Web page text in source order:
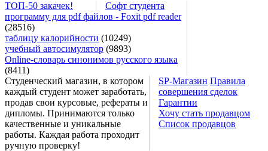
ТОП-50 закачек!
Софт студента
программу для pdf файлов - Foxit pdf reader
(28516)
таблицу калорийности (10249)
учебный автосимулятор (9893)
Online-словарь синонимов русского языка
(8411)
Студенческий магазин, в котором
каждый студент может заработать,
продав свои курсовые, рефераты и
дипломы. Принимаются только
качественные и уникальные
работы. Каждая работа проходит
ручную проверку!
SP-Магазин Правила
совершения сделок
Гарантии
Хочу стать продавцом
Список продавцов